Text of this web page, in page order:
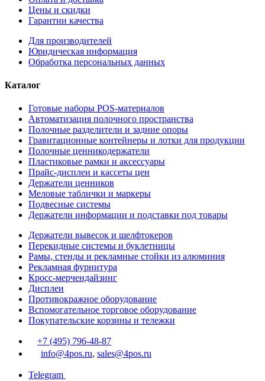
Цены и скидки
Гарантии качества
Для производителей
Юридическая информация
Обработка персональных данных
Каталог
Готовые наборы POS-материалов
Автоматизация полочного пространства
Полочные разделители и задние опоры
Гравитационные контейнеры и лотки для продукции
Полочные ценникодержатели
Пластиковые рамки и аксессуары
Прайс-дисплеи и кассеты цен
Держатели ценников
Меловые таблички и маркеры
Подвесные системы
Держатели информации и подставки под товары
Держатели вывесок и шелфтокеров
Перекидные системы и буклетницы
Рамы, стенды и рекламные стойки из алюминия
Рекламная фурнитура
Кросс-мерчендайзинг
Дисплеи
Противокражное оборудование
Вспомогательное торговое оборудование
Покупательские корзины и тележки
+7 (495) 796-48-87
info@4pos.ru, sales@4pos.ru
Telegram